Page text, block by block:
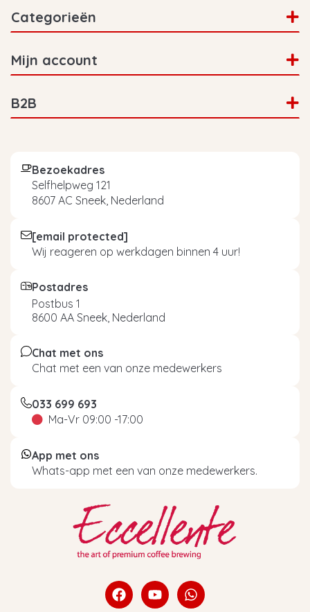
Categorieën
Mijn account
B2B
Bezoekadres
Selfhelpweg 121
8607 AC Sneek, Nederland
[email protected]
Wij reageren op werkdagen binnen 4 uur!
Postadres
Postbus 1
8600 AA Sneek, Nederland
Chat met ons
Chat met een van onze medewerkers
033 699 693
Ma-Vr 09:00 -17:00
App met ons
Whats-app met een van onze medewerkers.